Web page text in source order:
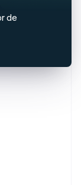
de